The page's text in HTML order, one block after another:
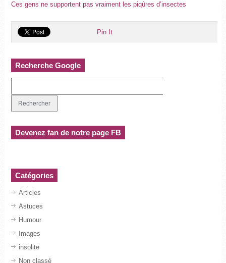
Ces gens ne supportent pas vraiment les piqûres d’insectes
Pin It
Recherche Google
Devenez fan de notre page FB
Catégories
Articles
Astuces
Humour
Images
insolite
Non classé